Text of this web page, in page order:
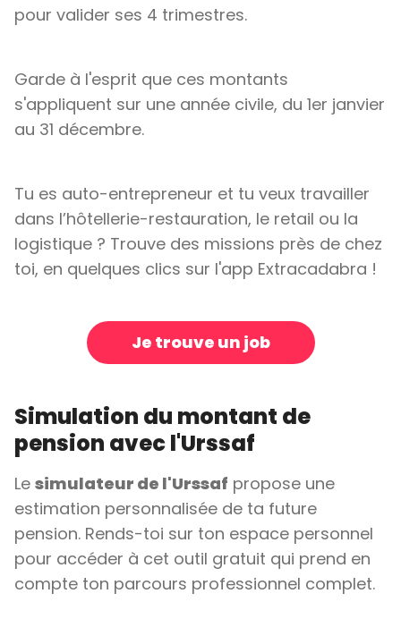
pour valider ses 4 trimestres.
Garde à l'esprit que ces montants
s'appliquent sur une année civile, du 1er janvier
au 31 décembre.
Tu es auto-entrepreneur et tu veux travailler
dans l’hôtellerie-restauration, le retail ou la
logistique ? Trouve des missions près de chez
toi, en quelques clics sur l'app Extracadabra !
Je trouve un job
Simulation du montant de
pension avec l'Urssaf
Le simulateur de l'Urssaf propose une
estimation personnalisée de ta future
pension. Rends-toi sur ton espace personnel
pour accéder à cet outil gratuit qui prend en
compte ton parcours professionnel complet.